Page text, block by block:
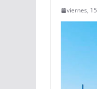
viernes,